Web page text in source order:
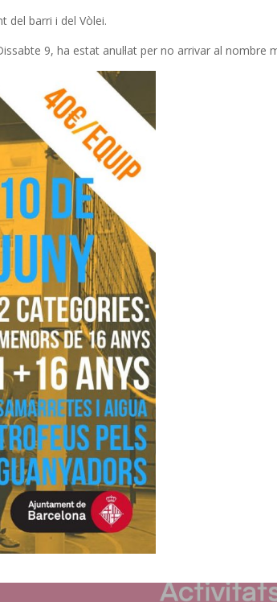
del barri i del Vòlei.
9, ha estat anul·lat per no arrivar al nombre